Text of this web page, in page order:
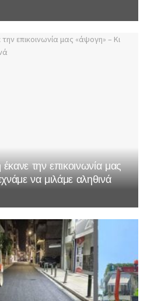
την επικοινωνία μας
να μιλάμε αληθινά